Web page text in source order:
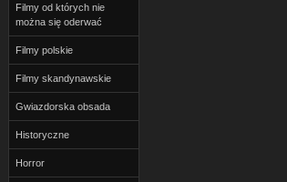
Filmy od których nie
można się oderwać
Filmy polskie
Filmy skandynawskie
Gwiazdorska obsada
Historyczne
Horror